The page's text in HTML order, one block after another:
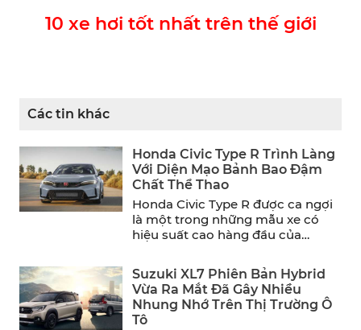
10 xe hơi tốt nhất trên thế giới
Các tin khác
Honda Civic Type R Trình Làng
Với Diện Mạo Bảnh Bao Đậm
Chất Thể Thao
Honda Civic Type R được ca ngợi
là một trong những mẫu xe có
hiệu suất cao hàng đầu của
Suzuki XL7 Phiên Bản Hybrid
Vừa Ra Mắt Đã Gây Nhiều
Nhung Nhớ Trên Thị Trường Ô
Tô